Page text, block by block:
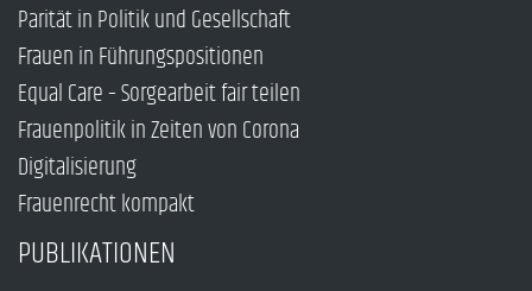
Parität in Politik und Gesellschaft
Frauen in Führungspositionen
Equal Care – Sorgearbeit fair teilen
Frauenpolitik in Zeiten von Corona
Digitalisierung
Frauenrecht kompakt
PUBLIKATIONEN